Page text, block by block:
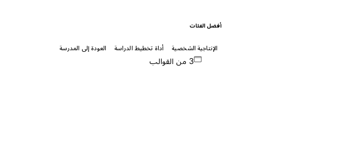
أفضل الفئات
الإنتاجية الشخصية أداة تخطيط الدراسة العودة إلى المدرسة
3 من القوالب